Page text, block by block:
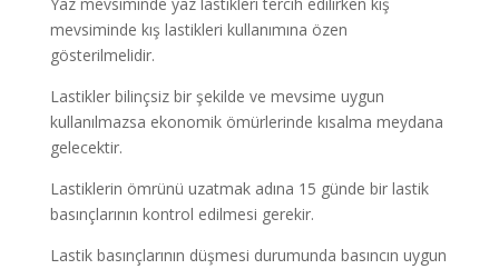
Yaz mevsiminde yaz lastikleri tercih edilirken kış
mevsiminde kış lastikleri kullanımına özen
gösterilmelidir.
Lastikler bilinçsiz bir şekilde ve mevsime uygun
kullanılmazsa ekonomik ömürlerinde kısalma meydana
gelecektir.
Lastiklerin ömrünü uzatmak adına 15 günde bir lastik
basınçlarının kontrol edilmesi gerekir.
Lastik basınçlarının düşmesi durumunda basıncın uygun